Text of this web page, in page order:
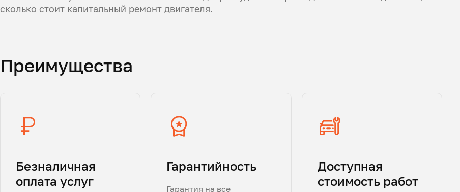
сколько стоит капитальный ремонт двигателя.
Преимущества
Безналичная
оплата услуг
Гарантийность
Гарантия на все
Доступная
стоимость работ